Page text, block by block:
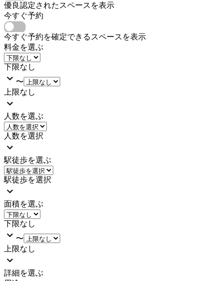
優良認定されたスペースを表示
今すぐ予約
今すぐ予約を確定できるスペースを表示
料金を選ぶ
下限なし
〜
上限なし
人数を選ぶ
人数を選択
駅徒歩を選ぶ
駅徒歩を選択
面積を選ぶ
下限なし
〜
上限なし
詳細を選ぶ